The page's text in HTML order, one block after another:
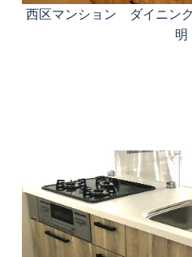
西区マンション ダイニン
明